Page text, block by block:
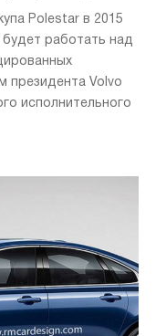
Polestar в 2015
работать над
президента Volvo
исполнительного